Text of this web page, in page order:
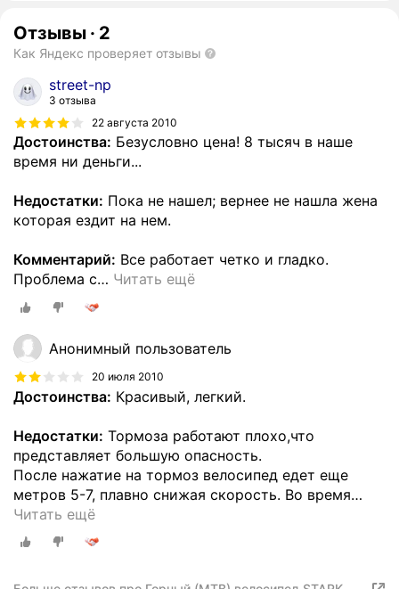
Отзывы · 2
Как Яндекс проверяет отзывы
street-np
3 отзыва
22 августа 2010
Достоинства: Безусловно цена! 8 тысяч в наше
время ни деньги...
Недостатки: Пока не нашел; вернее не нашла жена
которая ездит на нем.
Комментарий: Все работает четко и гладко.
Проблема с… Читать ещё
Анонимный пользователь
20 июля 2010
Достоинства: Красивый, легкий.
Недостатки: Тормоза работают плохо,что
представляет большую опасность.
После нажатие на тормоз велосипед едет еще
метров 5-7, плавно снижая скорость. Во время…
Читать ещё